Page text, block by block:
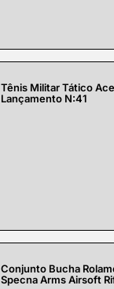
Tênis Militar Tático
Lançamento N:41
Conjunto Bucha
Specna Arms Airsoft